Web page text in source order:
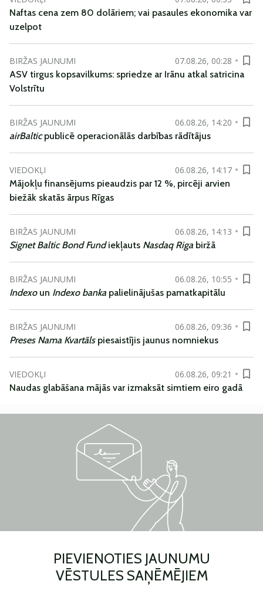
Naftas cena zem 80 dolāriem; vai pasaules ekonomika var
uzelpot
BIRŽAS JAUNUMI
07.08.26, 00:28
ASV tirgus kopsavilkums: spriedze ar Irānu atkal satricina
Volstrītu
BIRŽAS JAUNUMI
06.08.26, 14:20
airBalticpublicē operacionālās darbības rādītājus
VIEDOKĻI
06.08.26, 14:17
Mājokļu finansējums pieaudzis par 12 %, pircēji arvien
biežāk skatās ārpus Rīgas
BIRŽAS JAUNUMI
06.08.26, 14:13
Signet Baltic Bond Fundiekļauts Nasdaq Riga biržā
BIRŽAS JAUNUMI
06.08.26, 10:55
Indexoun Indexo banka palielinājušas pamatkapitālu
BIRŽAS JAUNUMI
06.08.26, 09:36
Preses Nama Kvartāls piesaistījis jaunus nomniekus
VIEDOKĻI
06.08.26, 09:21
Naudas glabāšana mājās var izmaksāt simtiem eiro gadā
PIEVIENOTIES JAUNUMU
VĒSTULES SAŅĒMĒJIEM